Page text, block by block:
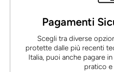
Pagamenti
Scegli tra diverse
protette dalle più recenti
Italia, puoi anche pagare
pratico e